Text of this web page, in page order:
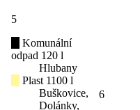
5
Komunální
odpad 120 l
Hlubany
Plast 1100 l
Buškovice,
Dolánky,
6